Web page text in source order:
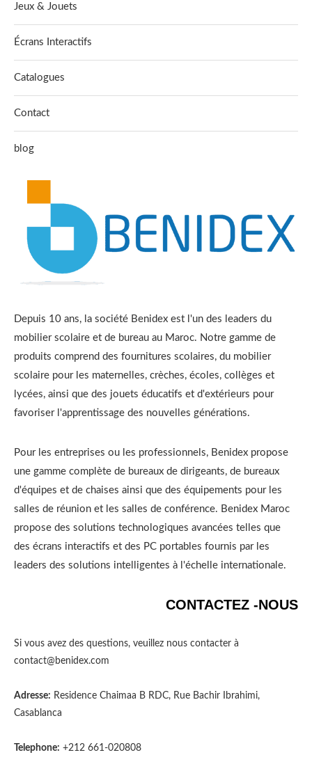
Jeux & Jouets
Écrans Interactifs
Catalogues
Contact
blog
Depuis 10 ans, la société Benidex est l'un des leaders du
mobilier scolaire et de bureau au Maroc. Notre gamme de
produits comprend des fournitures scolaires, du mobilier
scolaire pour les maternelles, crèches, écoles, collèges et
lycées, ainsi que des jouets éducatifs et d'extérieurs pour
favoriser l'apprentissage des nouvelles générations.
Pour les entreprises ou les professionnels, Benidex propose
une gamme complète de bureaux de dirigeants, de bureaux
d'équipes et de chaises ainsi que des équipements pour les
salles de réunion et les salles de conférence. Benidex Maroc
propose des solutions technologiques avancées telles que
des écrans interactifs et des PC portables fournis par les
leaders des solutions intelligentes à l'échelle internationale.
CONTACTEZ -NOUS
Si vous avez des questions, veuillez nous contacter à
contact@benidex.com
Adresse: Residence Chaimaa B RDC, Rue Bachir Ibrahimi,
Casablanca
Telephone: +212 661-020808